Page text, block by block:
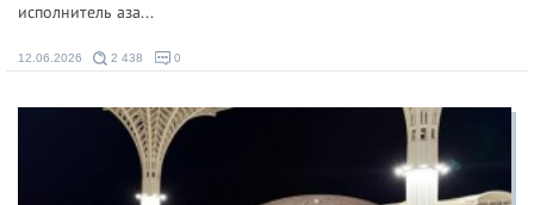
исполнитель аза...
12.06.2026 2 438 0